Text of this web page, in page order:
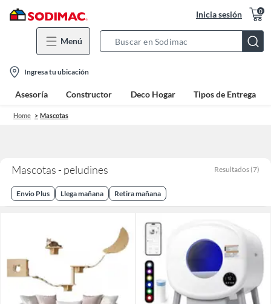
Inicia sesión 0
Menú
Bar
location-
icon
Ingresa tu ubicación
Asesoría Constructor Deco Hogar Tipos de Entrega
Home Mascotas
Mascotas - peludines Resultados (7)
Envio Plus Llega mañana Retira mañana